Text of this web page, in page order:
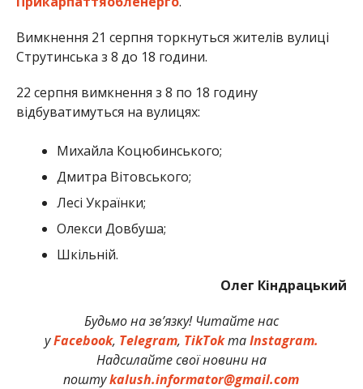
Вимкнення 21 серпня торкнуться жителів вулиці
Струтинська з 8 до 18 години.
22 серпня вимкнення з 8 по 18 годину
відбуватимуться на вулицях:
Михайла Коцюбинського;
Дмитра Вітовського;
Лесі Українки;
Олекси Довбуша;
Шкільній.
Олег Кіндрацький
Будьмо на зв’язку! Читайте нас
уFacebook, Telegram, TikTokтаInstagram.
Надсилайте свої новини на
поштуkalush.informator@gmail.com